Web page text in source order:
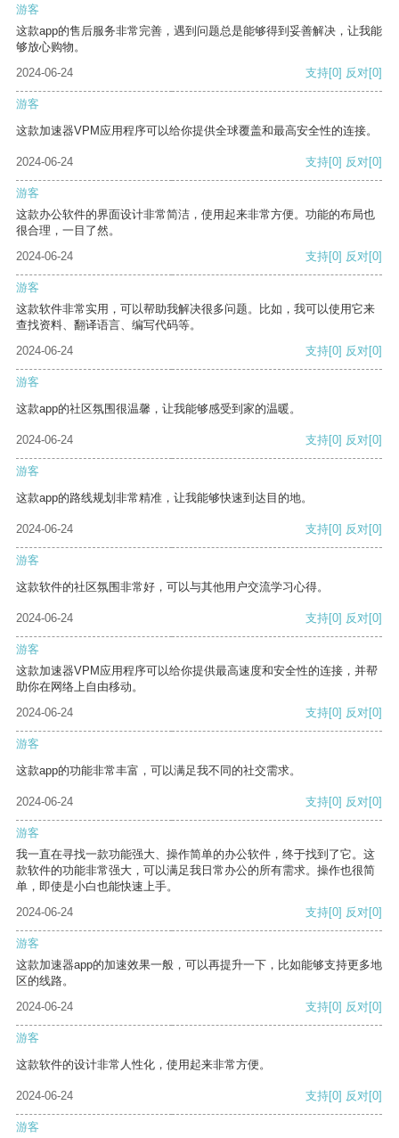
游客
这款app的售后服务非常完善，遇到问题总是能够得到妥善解决，让我能
够放心购物。
2024-06-24
支持[0] 反对[0]
游客
这款加速器VPM应用程序可以给你提供全球覆盖和最高安全性的连接。
2024-06-24 支持[0] 反对[0]
游客
这款办公软件的界面设计非常简洁，使用起来非常方便。功能的布局也
很合理，一目了然。
2024-06-24
支持[0] 反对[0]
游客
这款软件非常实用，可以帮助我解决很多问题。比如，我可以使用它来
查找资料、翻译语言、编写代码等。
2024-06-24
支持[0] 反对[0]
游客
这款app的社区氛围很温馨，让我能够感受到家的温暖。
2024-06-24 支持[0] 反对[0]
游客
这款app的路线规划非常精准，让我能够快速到达目的地。
2024-06-24 支持[0] 反对[0]
游客
这款软件的社区氛围非常好，可以与其他用户交流学习心得。
2024-06-24 支持[0] 反对[0]
游客
这款加速器VPM应用程序可以给你提供最高速度和安全性的连接，并帮
助你在网络上自由移动。
2024-06-24
支持[0] 反对[0]
游客
这款app的功能非常丰富，可以满足我不同的社交需求。
2024-06-24 支持[0] 反对[0]
游客
我一直在寻找一款功能强大、操作简单的办公软件，终于找到了它。这
款软件的功能非常强大，可以满足我日常办公的所有需求。操作也很简
单，即使是小白也能快速上手。
2024-06-24
支持[0] 反对[0]
游客
这款加速器app的加速效果一般，可以再提升一下，比如能够支持更多地
区的线路。
2024-06-24
支持[0] 反对[0]
游客
这款软件的设计非常人性化，使用起来非常方便。
2024-06-24 支持[0] 反对[0]
游客